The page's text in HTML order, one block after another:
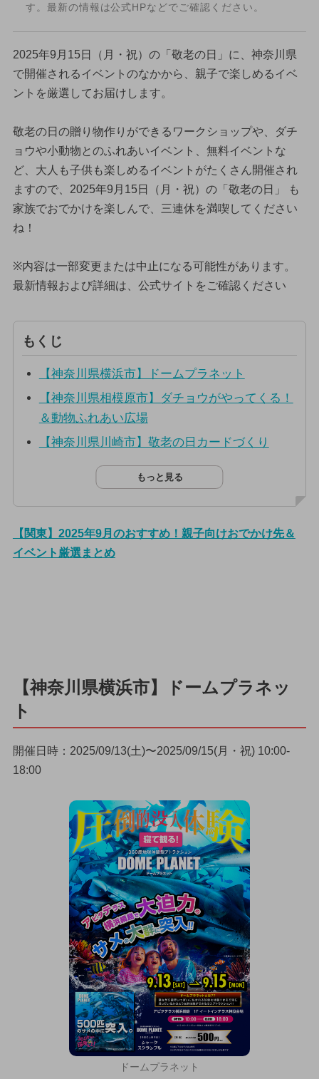
す。最新の情報は公式HPなどでご確認ください。
2025年9月15日（月・祝）の「敬老の日」に、神奈川県
で開催されるイベントのなかから、親子で楽しめるイベ
ントを厳選してお届けします。
敬老の日の贈り物作りができるワークショップや、ダチ
ョウや小動物とのふれあいイベント、無料イベントな
ど、大人も子供も楽しめるイベントがたくさん開催され
ますので、2025年9月15日（月・祝）の「敬老の日」 も
家族でおでかけを楽しんで、三連休を満喫してください
ね！
※内容は一部変更または中止になる可能性があります。
最新情報および詳細は、公式サイトをご確認ください
もくじ
【神奈川県横浜市】ドームプラネット
【神奈川県相模原市】ダチョウがやってくる！
＆動物ふれあい広場
【神奈川県川崎市】敬老の日カードづくり
もっと見る
【関東】2025年9月のおすすめ！親子向けおでかけ先＆
イベント厳選まとめ
【神奈川県横浜市】ドームプラネッ
ト
開催日時：2025/09/13(土)〜2025/09/15(月・祝) 10:00-
18:00
ドームプラネット